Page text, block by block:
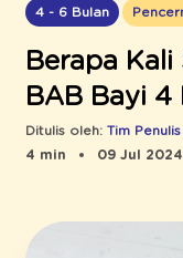
4 - 6 Bulan
Berapa Kali
BAB Bayi 4
Ditulis oleh: Tim Penulis
4 min
09 Jul 2024